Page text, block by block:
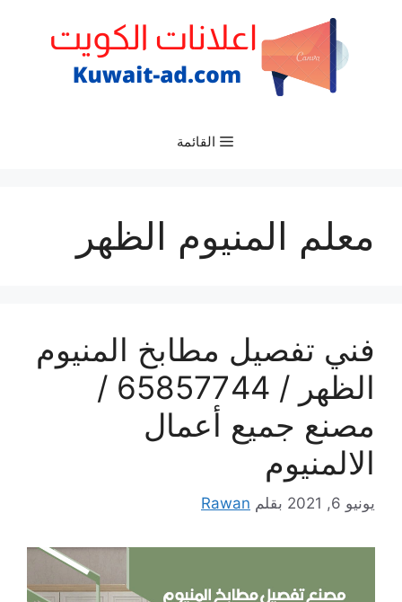
القائمة
معلم المنيوم الظهر
فني تفصيل مطابخ المنيوم
الظهر / 65857744 /
مصنع جميع أعمال
الالمنيوم
يونيو 6, 2021 بقلم Rawan